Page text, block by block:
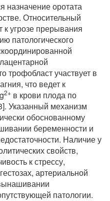
назначение оротата
Относительный
к угрозе прерывания
патологического
трофобласт участвует в
что ведет к
2+ в крови плода по
Указанный механизм
обоснованному
беременности и
Наличие у
свойств,
к стрессу,
артериальной
патологии.